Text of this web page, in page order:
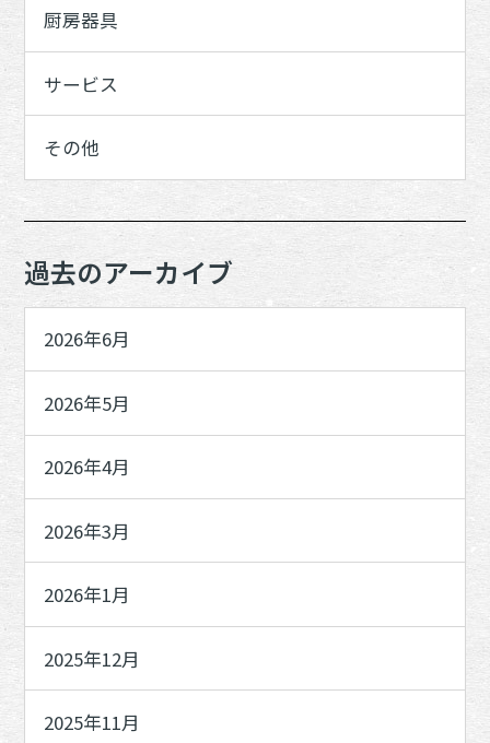
厨房器具
サービス
その他
過去のアーカイブ
2026年6月
2026年5月
2026年4月
2026年3月
2026年1月
2025年12月
2025年11月